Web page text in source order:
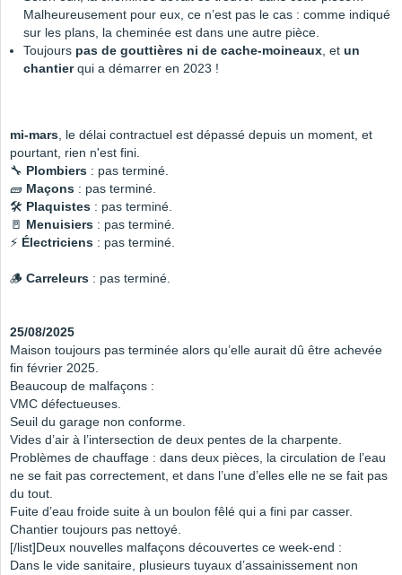
Malheureusement pour eux, ce n’est pas le cas : comme indiqué
sur les plans, la cheminée est dans une autre pièce.
Toujours pas de gouttières ni de cache-moineaux, et un
chantierqui a démarrer en 2023 !
mi-mars, le délai contractuel est dépassé depuis un moment, et
pourtant, rien n'est fini.
🔧 Plombiers : pas terminé.
🧱 Maçons : pas terminé.
🛠 Plaquistes : pas terminé.
🚪 Menuisiers : pas terminé.
⚡️ Électriciens : pas terminé.
🪵 Carreleurs : pas terminé.
25/08/2025
Maison toujours pas terminée alors qu’elle aurait dû être achevée
fin février 2025.
Beaucoup de malfaçons :
VMC défectueuses.
Seuil du garage non conforme.
Vides d’air à l’intersection de deux pentes de la charpente.
Problèmes de chauffage : dans deux pièces, la circulation de l’eau
ne se fait pas correctement, et dans l’une d’elles elle ne se fait pas
du tout.
Fuite d’eau froide suite à un boulon fêlé qui a fini par casser.
Chantier toujours pas nettoyé.
[/list]Deux nouvelles malfaçons découvertes ce week-end :
Dans le vide sanitaire, plusieurs tuyaux d’assainissement non